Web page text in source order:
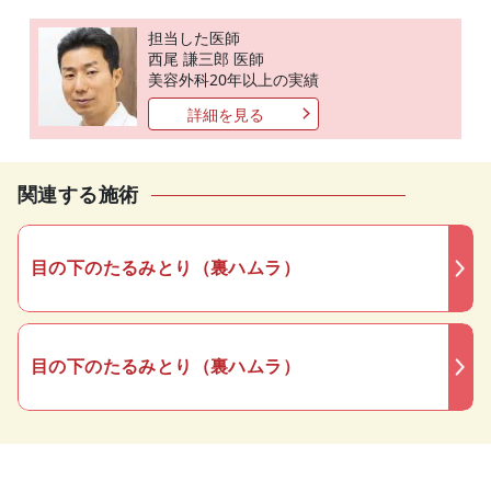
担当した医師
西尾 謙三郎 医師
美容外科20年以上の実績
詳細を見る
関連する施術
目の下のたるみとり（裏ハムラ）
目の下のたるみとり（裏ハムラ）